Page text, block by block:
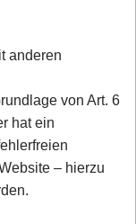
anderen
von Art. 6
hat ein
– hierzu